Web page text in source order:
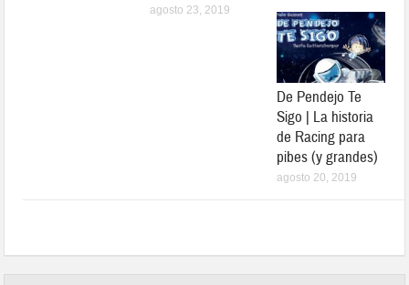
agosto 23, 2019
De Pendejo Te
Sigo | La historia
de Racing para
pibes (y grandes)
agosto 20, 2019